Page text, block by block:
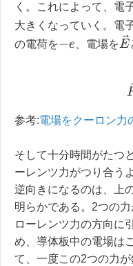
く。これによって、電
大きくなっていく。電
の電荷を−e 、電場を E
F
参考:電場をクーロン力
そして十分時間がたつ
ーレンツ力がつり合う
逆向きになるのは、上
明らかである。2つの
ローレンツ力の方向に
め、導体板中の電場は
て、一度この2つの力